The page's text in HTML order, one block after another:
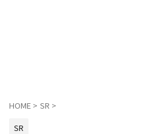
HOME > SR >
SR